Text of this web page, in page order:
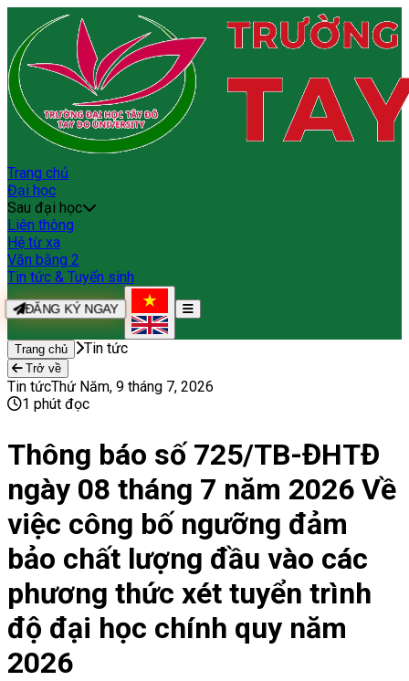
Trang chủ
Đại học
Sau đại học
Liên thông
Hệ từ xa
Văn bằng 2
Tin tức & Tuyển sinh
ĐĂNG KÝ NGAY
Trang chủ Tin tức
Trở về
Tin tứcThứ Năm, 9 tháng 7, 2026
1 phút đọc
Thông báo số 725/TB-ĐHTĐ
ngày 08 tháng 7 năm 2026 Về
việc công bố ngưỡng đảm
bảo chất lượng đầu vào các
phương thức xét tuyển trình
độ đại học chính quy năm
2026